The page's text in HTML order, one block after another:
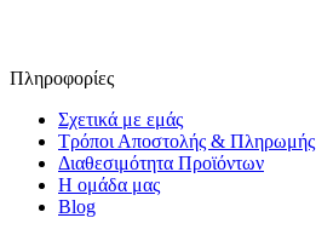
Πληροφορίες
Σχετικά με εμάς
Τρόποι Αποστολής & Πληρωμής
Διαθεσιμότητα Προϊόντων
Η ομάδα μας
Blog